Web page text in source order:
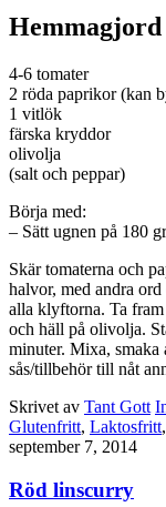
Hemmagjord
4-6 tomater
2 röda paprikor (kan
1 vitlök
färska kryddor
olivolja
(salt och peppar)
Börja med:
– Sätt ugnen på 180
Skär tomaterna och
halvor, med andra
alla klyftorna. Ta
och häll på olivolja.
minuter. Mixa, smaka
sås/tillbehör till nåt
Skrivet av Tant Gott
Glutenfritt, Laktosfritt,
september 7, 2014
Röd linscurry